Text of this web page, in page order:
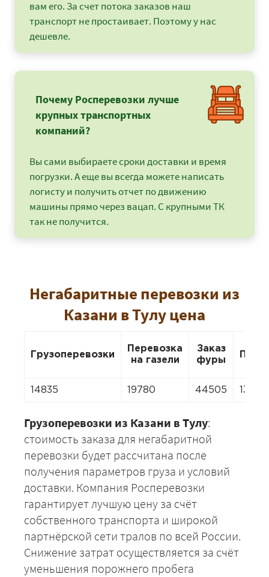
вам его. За счет потока заказов наш
транспорт не простаивает. Поэтому у нас
дешевле.
Почему Росперевозки лучше
крупных транспортных
компаний?
Вы сами выбираете сроки доставки и время
погрузки. А еще вы всегда можете написать
логисту и получить отчет по движению
машины прямо через вацап. С крупными ТК
так не получится.
Негабаритные перевозки из
Казани в Тулу цена
Грузоперевозки
Перевозка
на газели
Заказ
фуры
14835 19780 44505 13846
Грузоперевозки из Казани в Тулу:
стоимость заказа для негабаритной
перевозки будет рассчитана после
получения параметров груза и условий
доставки. Компания Росперевозки
гарантирует лучшую цену за счёт
собственного транспорта и широкой
партнёрской сети тралов по всей России.
Снижение затрат осуществляется за счёт
уменьшения порожнего пробега